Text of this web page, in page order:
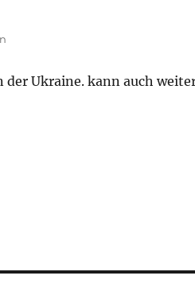
Ukraine. kann auch